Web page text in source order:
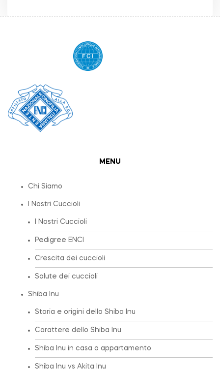
MENU
Chi Siamo
I Nostri Cuccioli
I Nostri Cuccioli
Pedigree ENCI
Crescita dei cuccioli
Salute dei cuccioli
Shiba Inu
Storia e origini dello Shiba Inu
Carattere dello Shiba Inu
Shiba Inu in casa o appartamento
Shiba Inu vs Akita Inu